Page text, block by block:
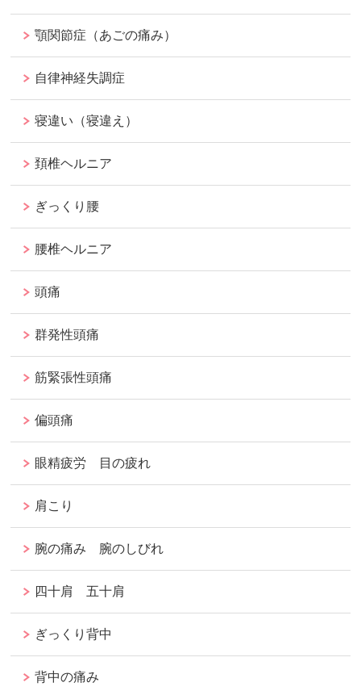
顎関節症（あごの痛み）
自律神経失調症
寝違い（寝違え）
頚椎ヘルニア
ぎっくり腰
腰椎ヘルニア
頭痛
群発性頭痛
筋緊張性頭痛
偏頭痛
眼精疲労 目の疲れ
肩こり
腕の痛み 腕のしびれ
四十肩 五十肩
ぎっくり背中
背中の痛み